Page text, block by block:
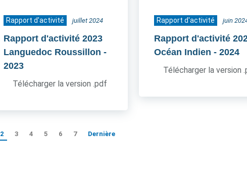
Rapport d'activité juillet 2024
Rapport d'activité 2023
Languedoc Roussillon -
2023
Télécharger la version .pdf
Rapport d'activité juin
Rapport d'activité
Océan Indien - 2024
Télécharger la version
2 3 4 5 6 7 Dernière